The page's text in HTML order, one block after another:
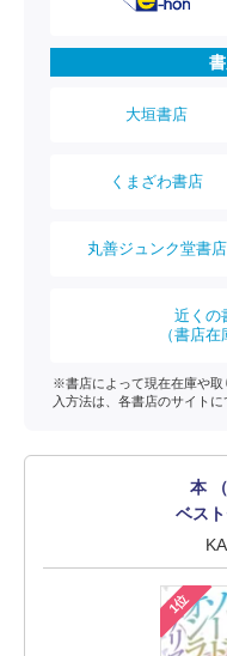
大垣書店
くまざわ書店
丸善ジュンク堂書店
近くの
（書店
※書店によって現在在庫や取
入方法は、各書店のサイトに
本
ベス
1位